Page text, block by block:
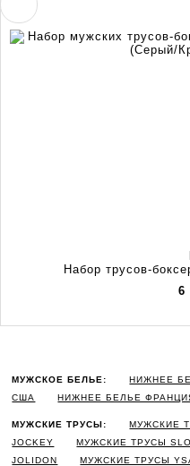
Набор трусов-
6
МУЖСКОЕ БЕЛЬЕ: НИЖНЕЕ
США
НИЖНЕЕ БЕЛЬЕ
МУЖСКИЕ ТРУСЫ: МУЖСКИЕ
JOCKEY
МУЖСКИЕ ТРУСЫ
JOLIDON
МУЖСКИЕ ТРУСЫ